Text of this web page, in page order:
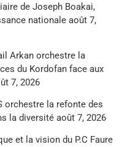
de Joseph Boakai,
nationale août 7,
Arkan orchestre la
du Kordofan face aux
7, 2026
orchestre la refonte des
la diversité août 7, 2026
et la vision du P.C Faure